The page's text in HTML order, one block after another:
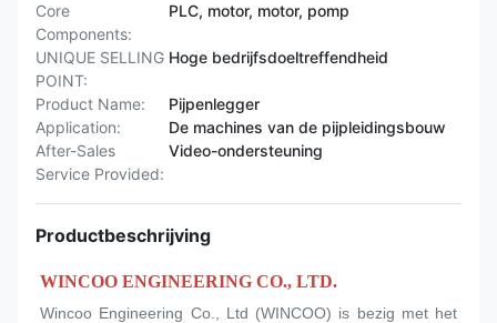
Core
Components:
PLC, motor, motor, pomp
UNIQUE SELLING
POINT:
Hoge bedrijfsdoeltreffendheid
Product Name:
Pijpenlegger
Application:
De machines van de pijpleidingsbouw
After-Sales
Service Provided:
Video-ondersteuning
Productbeschrijving
WINCOO ENGINEERING CO., LTD.
Wincoo Engineering Co., Ltd (WINCOO) is bezig met het